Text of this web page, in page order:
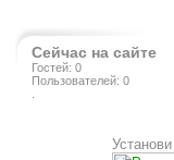
Сейчас на сайте
Гостей: 0
Пользователей: 0